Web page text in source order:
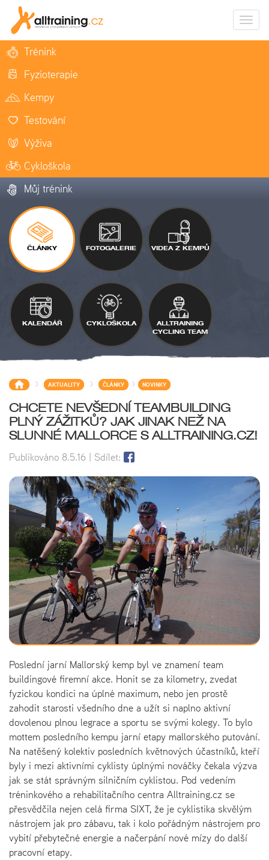
Trénink
Fyzioterapie
Kempy
Testování
Výživa
Cykloškola
Můj trénink
ČLÁNKY FOTOGALERIE VIDEA Z KEMPŮ
KALENDÁŘ CYKLOŠKOLA
ALLTRAINING
CYCLING TEAM
> AKTUALITY > ČLÁNKY > NOVINKY
CHCETE NEVŠEDNÍ TEAMBUILDING
PLNÝ ZÁŽITKŮ? JAK JINAK NEŽ NA
SLUNNÉ MALLORCE S ALLTRAINING.CZ!
Publikováno 8.5.16 | Sdílet:
Poslední jarní Mallorský kemp byl ve znamení team
buildingové firemní akce. Honit se za kilometry, zvedat
fyzickou kondici na úplné maximum, nebo jen prostě
zahodit starosti všedního dne a užít si naplno aktivní
dovolenou plnou legrace a sportu se svými kolegy. To bylo
mottem posledního kempu jarní etapy mallorského putování.
Na natěšený kolektiv posledních květnových účastníků, kteří
byly i mezi aktivními cyklisty úplnými nováčky čekala výzva
jak se stát správným silničním cyklistou. Pod vedením
tréninkového a rehabilitačního centra Alltraining.cz se
přesvědčila nejen celá firma SIXT, že je cyklistika skvělým
nástrojem jak pro zábavu, tak i kolo pořádným nástrojem pro
vybití přebytečné energie a načerpání nové mízy do další
pracovní etapy.